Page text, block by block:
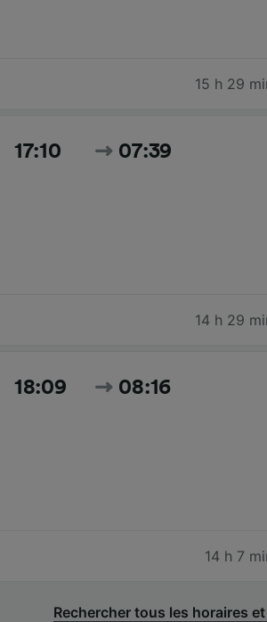
15 h 29
17:10 07:39
14 h 29
18:09 08:16
14 h 7
Rechercher tous les horaires